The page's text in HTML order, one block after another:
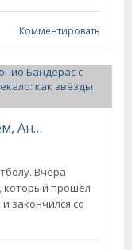
Комментировать
Пенелопа Крус и Хавьер Бардем, Антонио Бандерас с дочерью, Алессандра Амбросио, жена Цекало: как звёзды болеют за сборные на ЧМ по футболу
Вчера
который прошёл
закончился со